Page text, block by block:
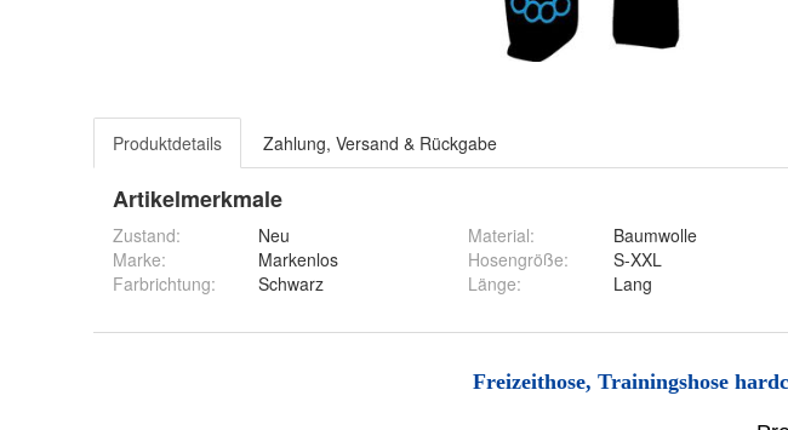
Produktdetails Zahlung, Versand & Rückgabe
Artikelmerkmale
Zustand:
Neu
Marke:
Markenlos
Farbrichtung: Schwarz
Material:
Baumwolle
Hosengröße:
S-XXL
Länge: Lang